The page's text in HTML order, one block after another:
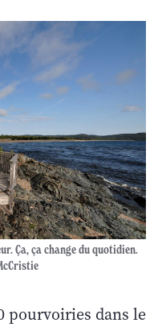
Ça, ça change du quotidien.
pourvoiries dans le